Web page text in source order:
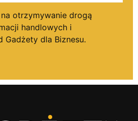
otrzymywanie drogą
handlowych i
Gadżety dla Biznesu.